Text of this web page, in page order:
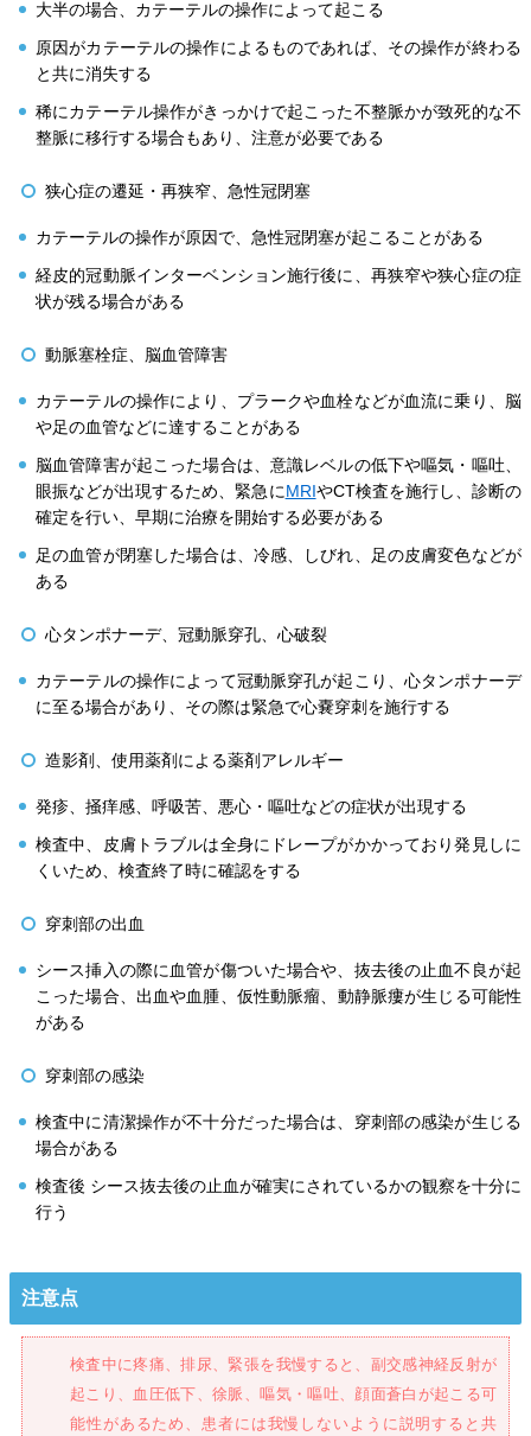
大半の場合、カテーテルの操作によって起こる
原因がカテーテルの操作によるものであれば、その操作が終わる
と共に消失する
稀にカテーテル操作がきっかけで起こった不整脈かが致死的な不
整脈に移行する場合もあり、注意が必要である
狭心症の遷延・再狭窄、急性冠閉塞
カテーテルの操作が原因で、急性冠閉塞が起こることがある
経皮的冠動脈インターベンション施行後に、再狭窄や狭心症の症
状が残る場合がある
動脈塞栓症、脳血管障害
カテーテルの操作により、プラークや血栓などが血流に乗り、脳
や足の血管などに達することがある
脳血管障害が起こった場合は、意識レベルの低下や嘔気・嘔吐、
眼振などが出現するため、緊急にMRIやCT検査を施行し、診断の
確定を行い、早期に治療を開始する必要がある
足の血管が閉塞した場合は、冷感、しびれ、足の皮膚変色などが
ある
心タンポナーデ、冠動脈穿孔、心破裂
カテーテルの操作によって冠動脈穿孔が起こり、心タンポナーデ
に至る場合があり、その際は緊急で心嚢穿刺を施行する
造影剤、使用薬剤による薬剤アレルギー
発疹、掻痒感、呼吸苦、悪心・嘔吐などの症状が出現する
検査中、皮膚トラブルは全身にドレープがかかっており発見しに
くいため、検査終了時に確認をする
穿刺部の出血
シース挿入の際に血管が傷ついた場合や、抜去後の止血不良が起
こった場合、出血や血腫、仮性動脈瘤、動静脈瘻が生じる可能性
がある
穿刺部の感染
検査中に清潔操作が不十分だった場合は、穿刺部の感染が生じる
場合がある
検査後 シース抜去後の止血が確実にされているかの観察を十分に
行う
注意点
検査中に疼痛、排尿、緊張を我慢すると、副交感神経反射が
起こり、血圧低下、徐脈、嘔気・嘔吐、顔面蒼白が起こる可
能性があるため、患者には我慢しないように説明すると共